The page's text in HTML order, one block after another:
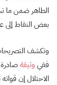
الطاهر ضمن ما
بعض النقاط إلى
وتكشف
ففي وثيقة
الاحتلال إن